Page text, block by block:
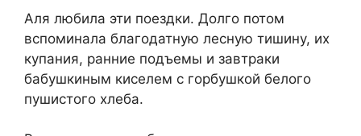
Аля любила эти поездки. Долго потом
вспоминала благодатную лесную тишину, их
купания, ранние подъемы и завтраки
бабушкиным киселем с горбушкой белого
пушистого хлеба.